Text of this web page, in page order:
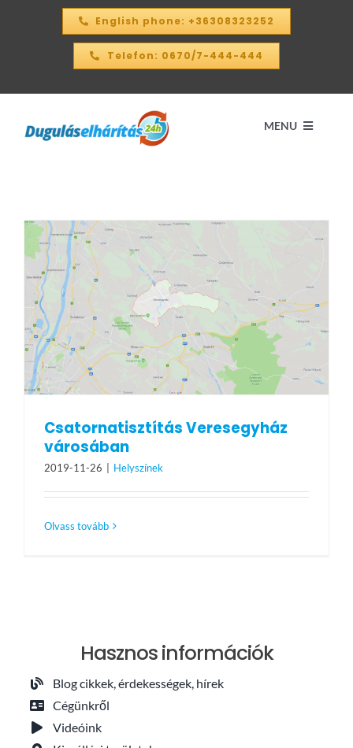
English phone: +36308323252
Telefon: 0670/7-444-444
MENU
ÁRKALKULÁTOR – 2026
SZOLGÁLTATÁSAINK
KAPCSOLAT
Csatornatisztítás Veresegyház
városában
2019-11-26 Helyszínek
Olvass tovább
Hasznos információk
Blog cikkek, érdekességek, hírek
Cégünkről
Videóink